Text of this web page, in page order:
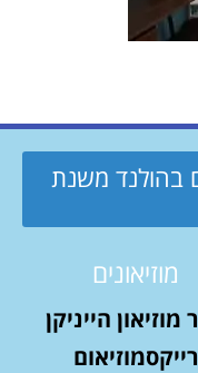
בהולנד משנת
מוזיאונים
מוזיאון הייניקן
רייקסמוזיאום